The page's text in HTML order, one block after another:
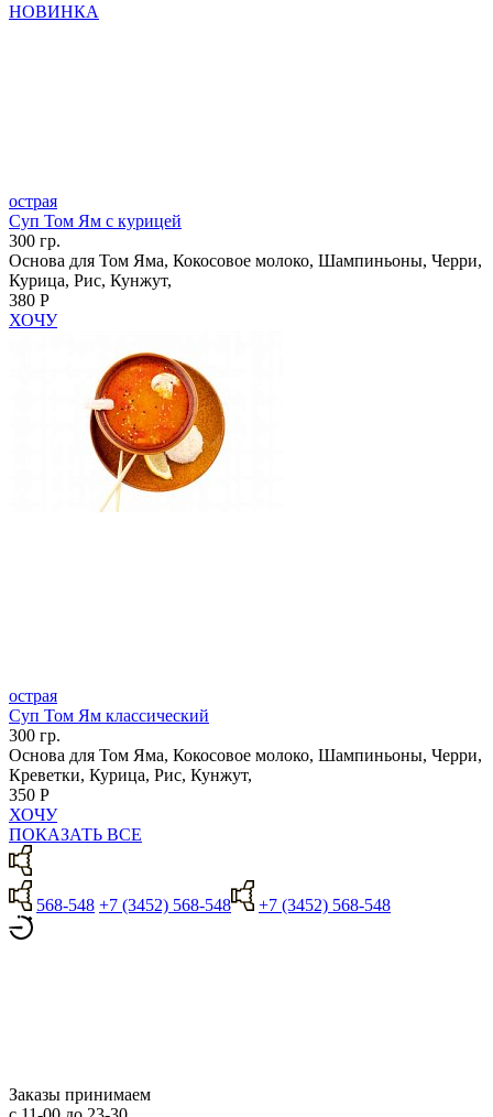
НОВИНКА
острая
Суп Том Ям с курицей
300 гр.
Основа для Том Яма, Кокосовое молоко, Шампиньоны, Черри,
Курица, Рис, Кунжут,
380 Р
ХОЧУ
острая
Суп Том Ям классический
300 гр.
Основа для Том Яма, Кокосовое молоко, Шампиньоны, Черри,
Креветки, Курица, Рис, Кунжут,
350 Р
ХОЧУ
ПОКАЗАТЬ ВСЕ
568-548 +7 (3452) 568-548 +7 (3452) 568-548
Заказы принимаем